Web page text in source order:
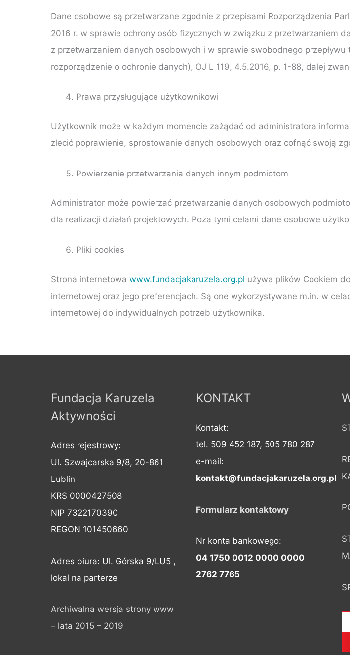
Dane osobowe są przetwarzane zgodnie z przepisami Rozporządzenia
2016 r. w sprawie ochrony osób fizycznych w związku z przetwarzaniem
z przetwarzaniem danych osobowych i w sprawie swobodnego
rozporządzenie o ochronie danych), OJ L 119, 4.5.2016, p. 1-88, dalej
Prawa przysługujące użytkownikowi
Użytkownik może w każdym momencie zażądać od administratora
zlecić poprawienie, sprostowanie danych osobowych oraz cofnąć swoją
Powierzenie przetwarzania danych innym podmiotom
Administrator może powierzać przetwarzanie danych osobowych
dla realizacji działań projektowych. Poza tymi celami dane osobowe
Pliki cookies
Strona internetowa www.fundacjakaruzela.org.pl używa plików Cookiem
internetowej oraz jego preferencjach. Są one wykorzystywane m.in. w
internetowej do indywidualnych potrzeb użytkownika.
Fundacja Karuzela
Aktywności
Adres rejestrowy:
Ul. Szwajcarska 9/8, 20-861
Lublin
KRS 0000427508
NIP 7322170390
REGON 101450660
Adres biura: Ul. Górska 9/LU5 ,
lokal na parterze
Archiwalna wersja strony www
– lata 2015 – 2019
KONTAKT
Kontakt:
tel. 509 452 187, 505 780 287
e-mail:
kontakt@fundacjakaruzela.org.pl
Formularz kontaktowy
Nr konta bankowego:
04 1750 0012 0000 0000
2762 7765